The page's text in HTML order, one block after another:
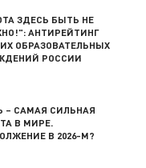
ЗДЕСЬ БЫТЬ НЕ
АНТИРЕЙТИНГ
ОБРАЗОВАТЕЛЬНЫХ
РОССИИ
– САМАЯ СИЛЬНАЯ
В МИРЕ.
В 2026-М?